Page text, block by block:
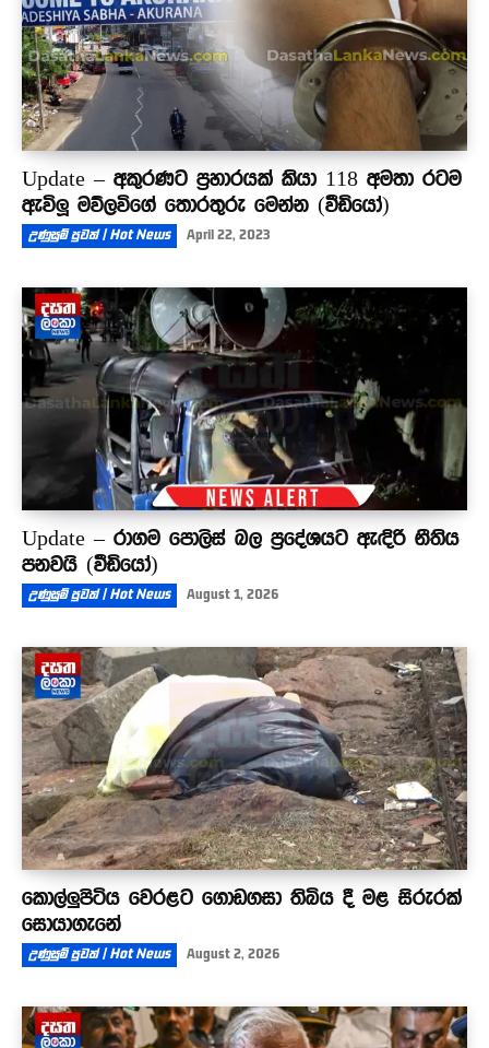
Update – අකුරණට ප්‍රහාරයක් කියා 118 අමතා රටම
ඇවිලූ මව්ලවිගේ තොරතුරු මෙන්න (වීඩියෝ)
උණුසුම් පුවත් | Hot News April 22, 2023
Update – රාගම පොලිස් බල ප්‍රදේශයට ඇඳිරි නීතිය
පනවයි (වීඩියෝ)
උණුසුම් පුවත් | Hot News August 1, 2026
කොල්ලුපිටිය වෙරළට ගොඩගසා තිබිය දී මළ සිරුරක්
සොයාගැනේ
උණුසුම් පුවත් | Hot News August 2, 2026